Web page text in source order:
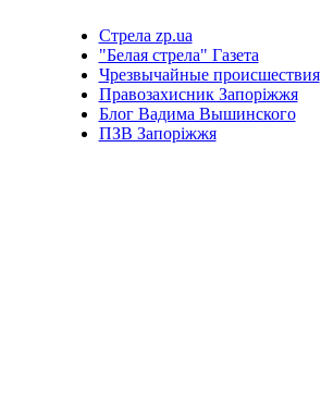
Стрела zp.ua
"Белая стрела" Газета
Чрезвычайные происшествия
Правозахисник Запоріжжя
Блог Вадима Вышинского
ПЗВ Запоріжжя